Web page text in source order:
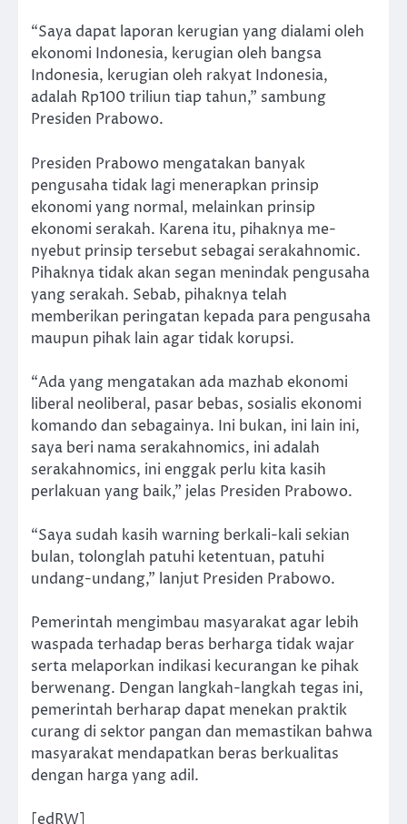
“Saya dapat laporan kerugian yang dialami oleh
ekonomi Indonesia, kerugian oleh bangsa
Indonesia, kerugian oleh rakyat Indonesia,
adalah Rp100 triliun tiap tahun,” sambung
Presiden Prabowo.
Presiden Prabowo mengatakan banyak
pengusaha tidak lagi menerapkan prinsip
ekonomi yang normal, melainkan prinsip
ekonomi serakah. Karena itu, pihaknya me-
nyebut prinsip tersebut sebagai serakahnomic.
Pihaknya tidak akan segan menindak pengusaha
yang serakah. Sebab, pihaknya telah
memberikan peringatan kepada para pengusaha
maupun pihak lain agar tidak korupsi.
“Ada yang mengatakan ada mazhab ekonomi
liberal neoliberal, pasar bebas, sosialis ekonomi
komando dan sebagainya. Ini bukan, ini lain ini,
saya beri nama serakahnomics, ini adalah
serakahnomics, ini enggak perlu kita kasih
perlakuan yang baik,” jelas Presiden Prabowo.
“Saya sudah kasih warning berkali-kali sekian
bulan, tolonglah patuhi ketentuan, patuhi
undang-undang,” lanjut Presiden Prabowo.
Pemerintah mengimbau masyarakat agar lebih
waspada terhadap beras berharga tidak wajar
serta melaporkan indikasi kecurangan ke pihak
berwenang. Dengan langkah-langkah tegas ini,
pemerintah berharap dapat menekan praktik
curang di sektor pangan dan memastikan bahwa
masyarakat mendapatkan beras berkualitas
dengan harga yang adil.
[edRW]